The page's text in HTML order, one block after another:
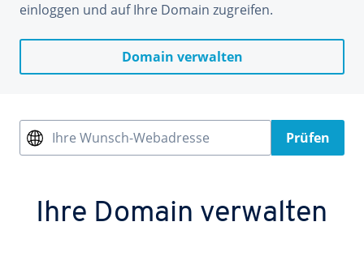
einloggen und auf Ihre Domain zugreifen.
Domain verwalten
Ihre Wunsch-Webadresse Prüfen
Ihre Domain verwalten